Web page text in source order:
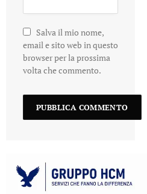
Salva il mio nome,
email e sito web in questo
browser per la prossima
volta che commento.